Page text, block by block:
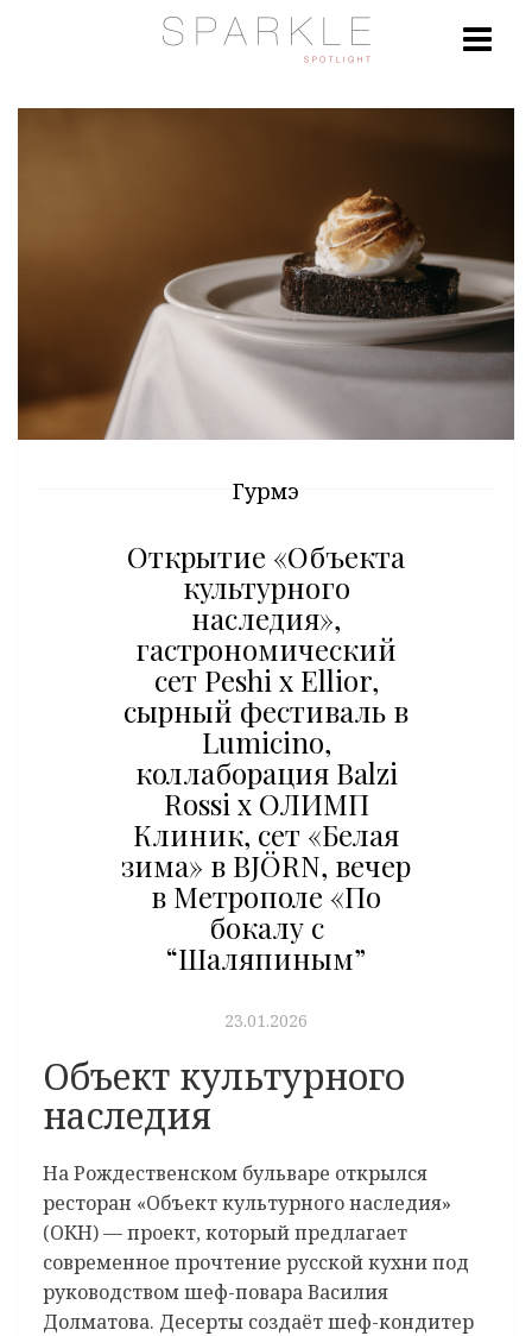
Гурмэ
Открытие «Объекта
культурного
наследия»,
гастрономический
сет Peshi x Ellior,
сырный фестиваль в
Lumicino,
коллаборация Balzi
Rossi x ОЛИМП
Клиник, сет «Белая
зима» в BJÖRN, вечер
в Метрополе «По
бокалу с
“Шаляпиным”
23.01.2026
Объект культурного
наследия
На Рождественском бульваре открылся
ресторан «Объект культурного наследия»
(ОКН) — проект, который предлагает
современное прочтение русской кухни под
руководством шеф-повара Василия
Долматова. Десерты создаёт шеф-кондитер